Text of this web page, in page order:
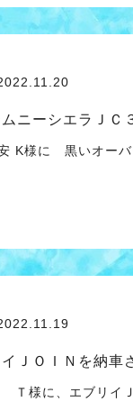
ニーシエラＪ
K様に 黒いオーバ
ＪＯＩＮを納車
Ｔ様に、エブリイ